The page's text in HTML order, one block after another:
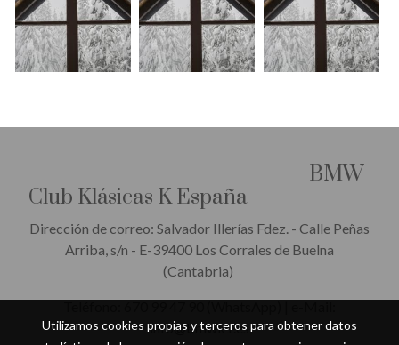
BMW
Club Klásicas K España
Dirección de correo: Salvador Illerías Fdez. - Calle Peñas
Arriba, s/n - E-39400 Los Corrales de Buelna
(Cantabria)
info@bmwk1.es
Utilizamos cookies propias y terceros para obtener datos